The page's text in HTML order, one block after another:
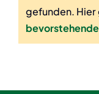
Hinweis
gefunden. Hier